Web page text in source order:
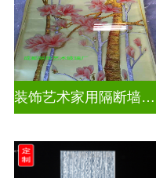
装饰艺术家用隔断墙深雕玻璃